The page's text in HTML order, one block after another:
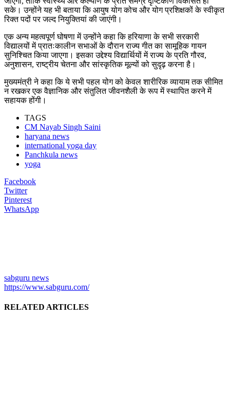
सके। उन्होंने यह भी बताया कि आयुष योग कोच और योग प्रशिक्षकों के स्वीकृत
रिक्त पदों पर जल्द नियुक्तियां की जाएंगी।
एक अन्य महत्वपूर्ण घोषणा में उन्होंने कहा कि हरियाणा के सभी सरकारी
विद्यालयों में प्रातःकालीन सभाओं के दौरान राज्य गीत का सामूहिक गायन
सुनिश्चित किया जाएगा। इसका उद्देश्य विद्यार्थियों में राज्य के प्रति गौरव,
अनुशासन, राष्ट्रीय चेतना और सांस्कृतिक मूल्यों को सुदृढ़ करना है।
मुख्यमंत्री ने कहा कि ये सभी पहल योग को केवल शारीरिक व्यायाम तक सीमित
न रखकर एक वैज्ञानिक और संतुलित जीवनशैली के रूप में स्थापित करने में
सहायक होंगी।
TAGS
CM Nayab Singh Saini
haryana news
international yoga day
Panchkula news
yoga
Facebook
Twitter
Pinterest
WhatsApp
sabguru news
https://www.sabguru.com/
RELATED ARTICLES